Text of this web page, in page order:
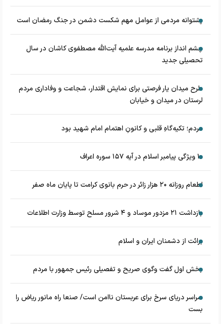
پشتوانه مردمی از عوامل مهم شکست دشمن در جنگ رمضان است
چشم‌ انداز برنامه مدرسه علمیه آیت‌الله مصطفوی کاشان در سال
تحصیلی جدید
طرح میدان یار فرصتی برای نمایش اقتدار، شجاعت و وفاداری مردم
لرستان در میدان و خیابان
مردم؛ تکیه‌گاهِ قلبی و کانونِ اهتمام امام شهید بود
۱۰ ویژگی پیامبر اسلام در آیه ۱۵۷ سوره اعراف
اطعام روزانه ۲۰ هزار زائر در حرم بانوی کرامت تا پایان ماه صفر
بازداشت ۲۱ مزدور موساد و ۴ شرور مسلح توسط وزارت اطلاعات
برائت از دشمنان ایران و اسلام
بخش اول گفت وگوی صریح و تفصیلی رئیس جمهور با مردم
سراسر دریای سرخ برای عربستان ناامن است/ صنعا راه مانور ریاض را
بست